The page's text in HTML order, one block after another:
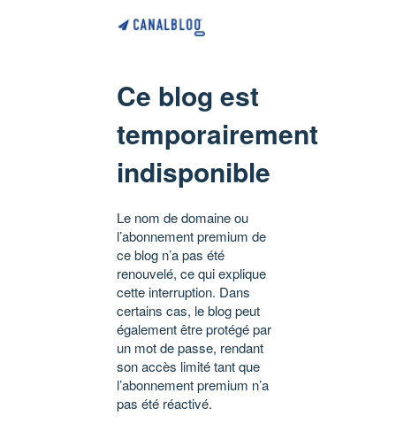
Ce blog est
temporairement
indisponible
Le nom de domaine ou
l’abonnement premium de
ce blog n’a pas été
renouvelé, ce qui explique
cette interruption. Dans
certains cas, le blog peut
également être protégé par
un mot de passe, rendant
son accès limité tant que
l’abonnement premium n’a
pas été réactivé.